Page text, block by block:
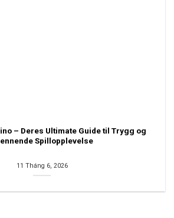
– Deres Ultimate Guide til Trygg og
Spillopplevelse
11 Tháng 6, 2026